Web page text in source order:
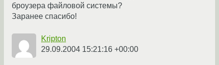
броузера файловой системы?
Заранее спасибо!
Kripton
29.09.2004 15:21:16 +00:00